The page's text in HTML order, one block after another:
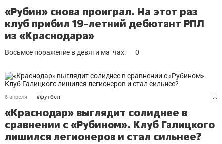
«Рубин» снова проиграл. На этот раз
клуб прибил 19-летний дебютант РПЛ
из «Краснодара»
Восьмое поражение в девяти матчах. 0
8 апреля #футбол
«Краснодар» выглядит солиднее в
сравнении с «Рубином». Клуб Галицкого
лишился легионеров и стал сильнее?